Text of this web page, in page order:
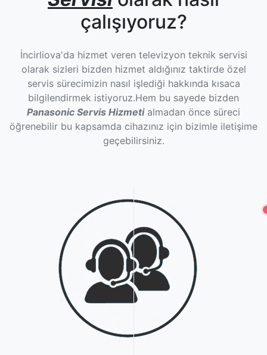
çalışıyoruz?
İncirliova'da hizmet veren televizyon teknik servisi
olarak sizleri bizden hizmet aldığınız taktirde özel
servis sürecimizin nasıl işlediği hakkında kısaca
bilgilendirmek istiyoruz.Hem bu sayede bizden
Panasonic Servis Hizmetialmadan önce süreci
öğrenebilir bu kapsamda cihazınız için bizimle iletişime
geçebilirsiniz.